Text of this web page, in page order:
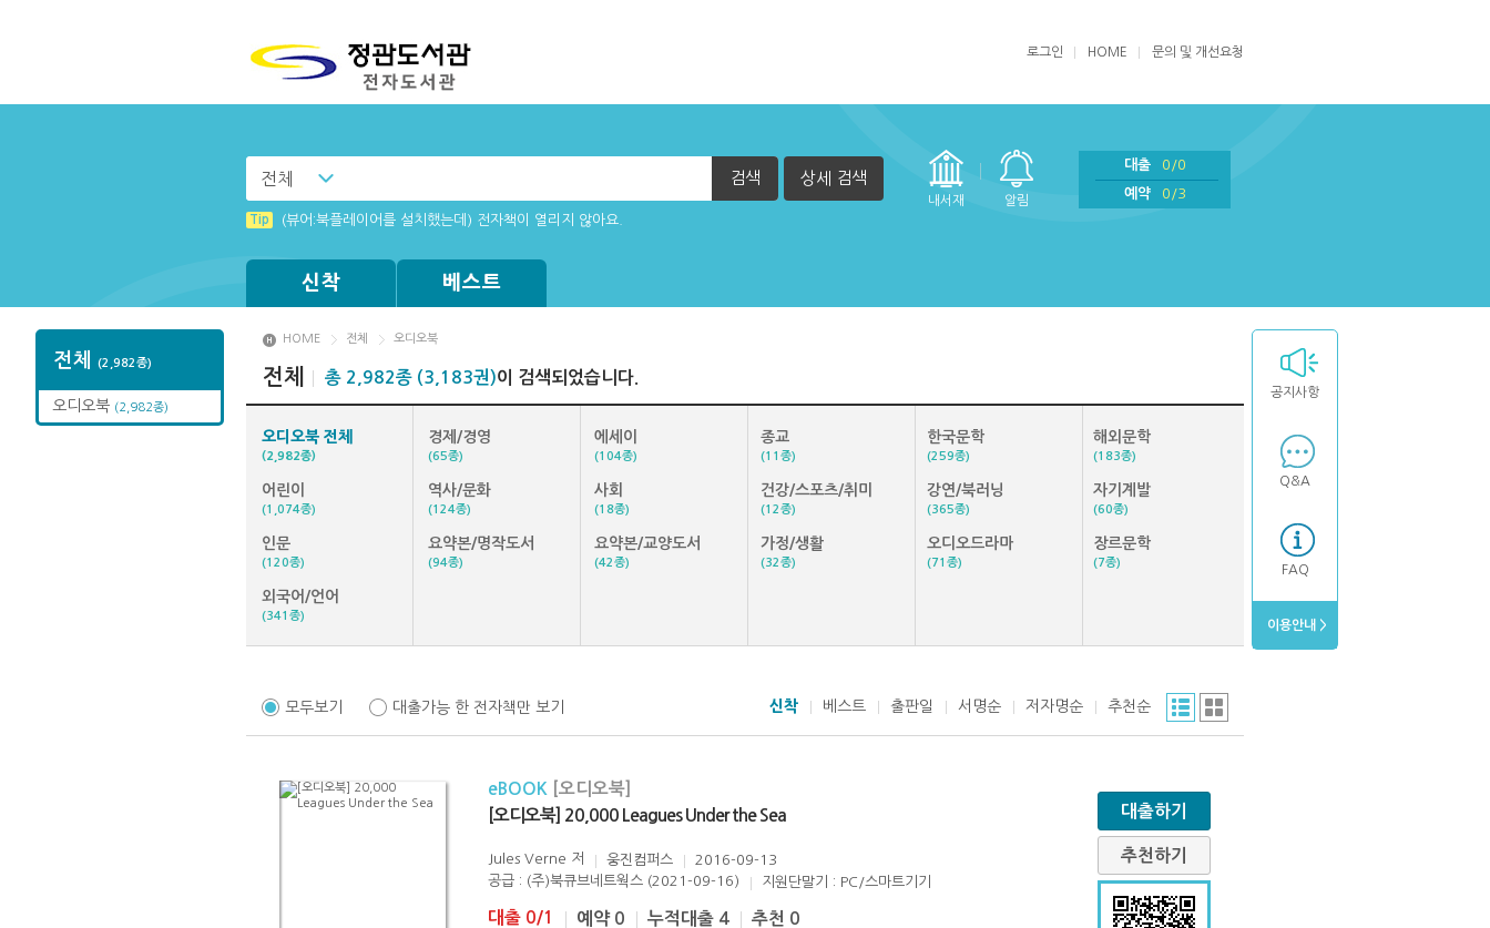
로그인 HOME 문의 및 개선요청
전체 검색 상세 검색
내서재 알림
대출
0/0
예약
0/3
Tip (뷰어:북플레이어를 설치했는데) 전자책이 열리지 않아요.
신착 베스트
전체 (2,982종)
오디오북 (2,982종)
공지사항
Q&A
FAQ
이용안내 >
HOME 전체 오디오북
전체 총 2,982종 (3,183권)이 검색되었습니다.
오디오북 전체
(2,982종)
경제/경영
(65종)
에세이
(104종)
종교
(11종)
한국문학
(259종)
해외문학
(183종)
어린이
(1,074종)
역사/문화
(124종)
사회
(18종)
건강/스포츠/취미
(12종)
강연/북러닝
(365종)
자기계발
(60종)
인문
(120종)
요약본/명작도서
(94종)
요약본/교양도서
(42종)
가정/생활
(32종)
오디오드라마
(71종)
장르문학
(7종)
외국어/언어
(341종)
모두보기 대출가능 한 전자책만 보기 신착 베스트 출판일 서명순 저자명순 추천순
eBOOK
[오디오북]
[오디오북] 20,000 Leagues Under the Sea
Jules Verne 저 웅진컴퍼스
2016-09-13
공급 : (주)북큐브네트웍스 (2021-09-16)
지원단말기 : PC/스마트기기
대출 0/1 예약 0 누적대출 4 추천 0
대출하기
추천하기